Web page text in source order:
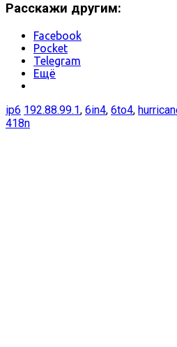
Расскажи другим:
Facebook
Pocket
Telegram
Ещё
ip6 192.88.99.1, 6in4, 6to4,
418n